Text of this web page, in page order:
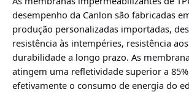
desempenho da Canlon são fabricadas
produção personalizadas importadas,
resistência às intempéries, resistência
durabilidade a longo prazo. As
atingem uma refletividade superior a
efetivamente o consumo de energia do